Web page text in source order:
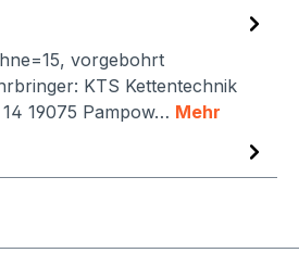
vorgebohrt
KTS Kettentechnik
19075 Pampow… Mehr